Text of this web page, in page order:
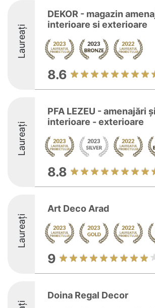
Laureați
DEKOR - magazin
interioare si exterioare
8.6
Laureați
PFA LEZEU - amenajări
interioare - exterioare
8.8
Laureați
Art Deco Arad
9
Doina Regal Decor